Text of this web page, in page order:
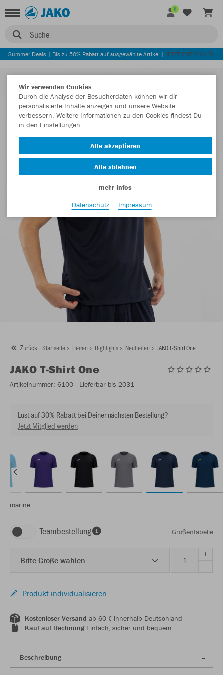
Suche
1
Summer Deals | Bis zu 50% Rabatt auf ausgewählte Artikel | JETZT ENTDECKEN
Zurück Startseite Herren Highlights Neuheiten JAKO T-Shirt One
JAKO T-Shirt One
Artikelnummer: 6100 - Lieferbar bis 2031
Lust auf 30% Rabatt bei Deiner nächsten Bestellung?
Jetzt Mitglied werden
marine
Teambestellung Größentabelle
Bitte Größe wählen
+
-
Produkt individualisieren
Kostenloser Versand ab 60 € innerhalb Deutschland
Kauf auf RechnungEinfach, sicher und bequem
Beschreibung
Wir verwenden Cookies
Durch die Analyse der Besucherdaten können wir dir
personalisierte Inhalte anzeigen und unsere Website
verbessern. Weitere Informationen zu den Cookies findest Du
in den Einstellungen.
Alle akzeptieren
Alle ablehnen
mehr Infos
Datenschutz
Impressum